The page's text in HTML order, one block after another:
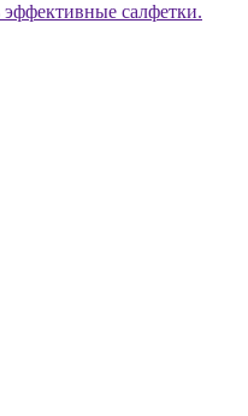
салфетки.